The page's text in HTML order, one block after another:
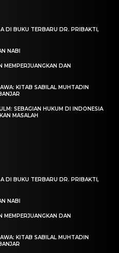
DI BUKU TERBARU DR. PRIBAKTI,
NABI
MEMPERJUANGKAN DAN
KITAB SABILAL MUHTADIN
SEBAGIAN HUKUM DI INDONESIA
MASALAH
DI BUKU TERBARU DR. PRIBAKTI,
NABI
MEMPERJUANGKAN DAN
KITAB SABILAL MUHTADIN